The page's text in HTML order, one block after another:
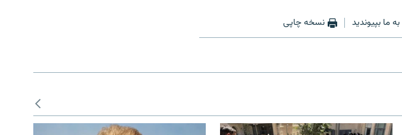
به ما بپیوندید نسخه چاپی